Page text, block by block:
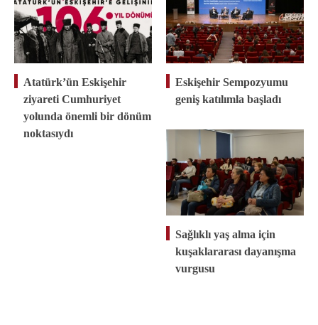
Atatürk’ün Eskişehir
ziyareti Cumhuriyet
yolunda önemli bir dönüm
noktasıydı
Eskişehir Sempozyumu
geniş katılımla başladı
Sağlıklı yaş alma için
kuşaklararası dayanışma
vurgusu